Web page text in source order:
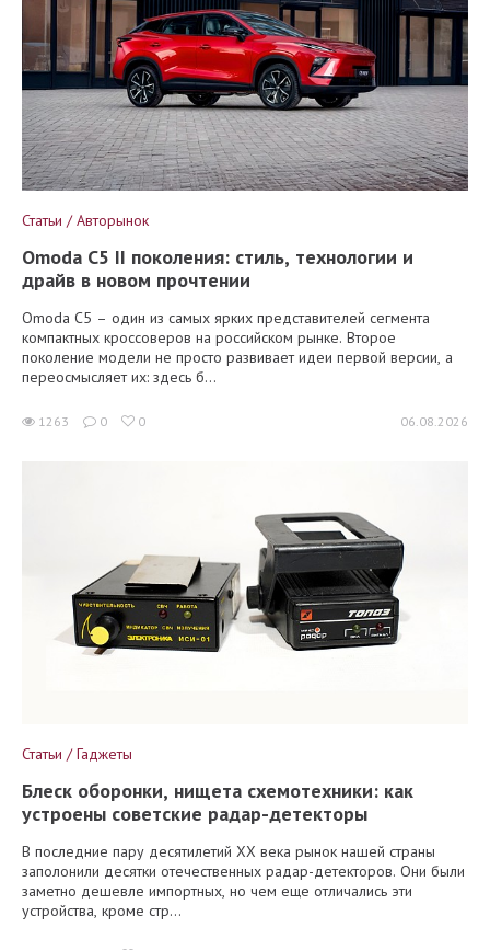
Статьи / Авторынок
Omoda C5 II поколения: стиль, технологии и
драйв в новом прочтении
Omoda C5 – один из самых ярких представителей сегмента
компактных кроссоверов на российском рынке. Второе
поколение модели не просто развивает идеи первой версии, а
переосмысляет их: здесь б...
1263 0 0 06.08.2026
Статьи / Гаджеты
Блеск оборонки, нищета схемотехники: как
устроены советские радар-детекторы
В последние пару десятилетий XX века рынок нашей страны
заполонили десятки отечественных радар-детекторов. Они были
заметно дешевле импортных, но чем еще отличались эти
устройства, кроме стр...